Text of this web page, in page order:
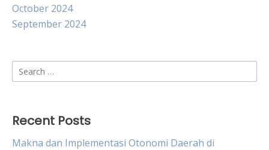
October 2024
September 2024
Search
for:
Recent Posts
Makna dan Implementasi Otonomi Daerah di